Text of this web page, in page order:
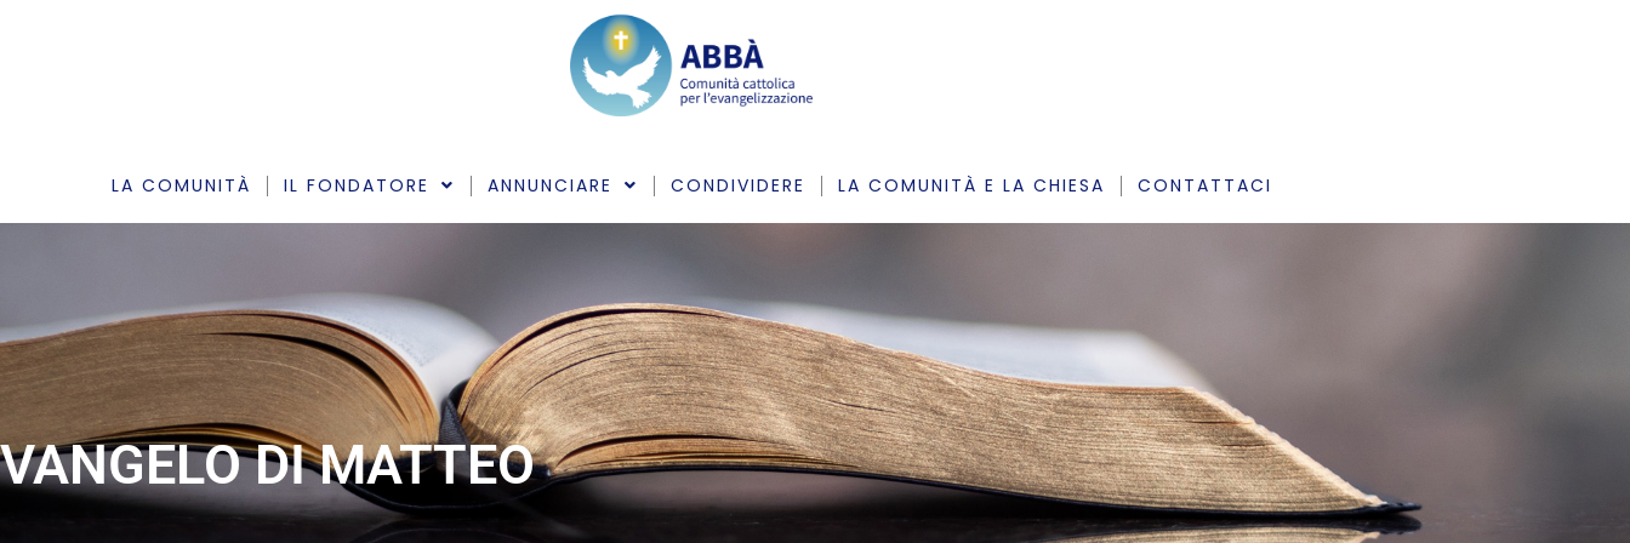
LA COMUNITÀ IL FONDATORE ANNUNCIARE CONDIVIDERE LA COMUNITÀ E LA CHIESA CONTATTACI
VANGELO DI MATTEO